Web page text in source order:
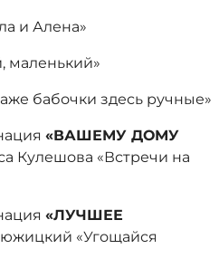
и Алена»
маленький»
бабочки здесь ручные»
«ВАШЕМУ ДОМУ
Кулешова «Встречи на
«ЛУЧШЕЕ
«Угощайся